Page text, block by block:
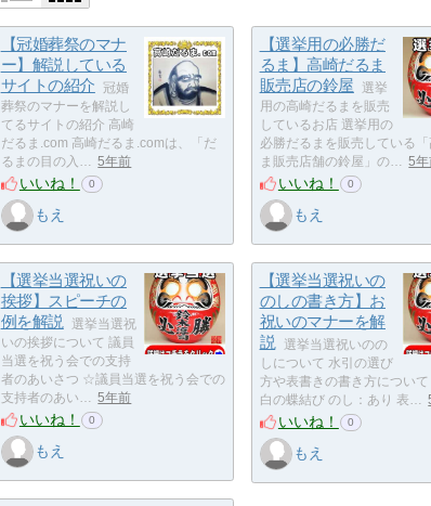
【冠婚葬祭のマナ
ー】解説している
サイトの紹介
冠婚
葬祭のマナーを解説し
てるサイトの紹介 高崎
だるま.com 高崎だるま.comは、「だ
るまの目の入…
5年前
いいね！ 0
もえ
【選挙用の必勝だ
るま】高崎だるま
販売店の鈴屋
選挙
用の高崎だるまを販売
しているお店 選挙用の
必勝だるまを販売している
ま販売店舗の鈴屋」の…
5年
いいね！ 0
もえ
【選挙当選祝いの
挨拶】スピーチの
例を解説
選挙当選祝
いの挨拶について 議員
当選を祝う会での支持
者のあいさつ ☆議員当選を祝う会での
支持者のあい…
5年前
いいね！ 0
もえ
【選挙当選祝いの
のしの書き方】お
祝いのマナーを解
説
選挙当選祝いのの
しについて 水引の選び
方や表書きの書き方について
白の蝶結び のし：あり 表…
いいね！ 0
もえ